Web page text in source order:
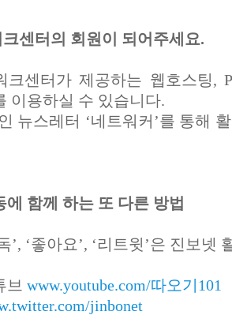
센터의 회원이 되어주세요.
크센터가 제공하는 웹호스팅,
이용하실 수 있습니다.
뉴스레터 ‘네트워커’를 통해
에 함께 하는 또 다른 방법
’, ‘좋아요’, ‘리트윗’은 진보
브 www.youtube.com/따오기101
jinbonet